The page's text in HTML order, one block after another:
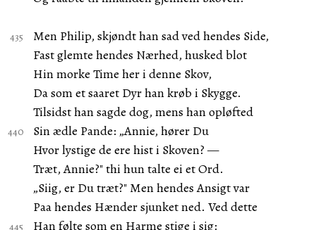
Men Philip, skjøndt han sad ved hendes Side,
Fast glemte hendes Nærhed, husked blot
Hin morke Time her i denne Skov,
Da som et saaret Dyr han krøb i Skygge.
Tilsidst han sagde dog, mens han opløfted
Sin ædle Pande: „Annie, hører Du
Hvor lystige de ere hist i Skoven? —
Træt, Annie?" thi hun talte ei et Ord.
„Siig, er Du træt?" Men hendes Ansigt var
Paa hendes Hænder sjunket ned. Ved dette
Han følte som en Harme stige i sig: